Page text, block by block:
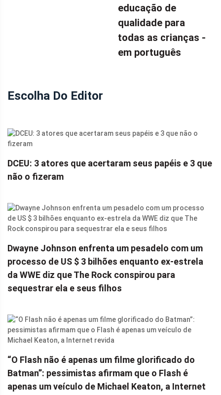
educação de
qualidade para
todas as crianças -
em português
Escolha Do Editor
DCEU: 3 atores que acertaram seus papéis e 3 que
não o fizeram
Dwayne Johnson enfrenta um pesadelo com um
processo de US $ 3 bilhões enquanto ex-estrela
da WWE diz que The Rock conspirou para
sequestrar ela e seus filhos
“O Flash não é apenas um filme glorificado do
Batman”: pessimistas afirmam que o Flash é
apenas um veículo de Michael Keaton, a Internet